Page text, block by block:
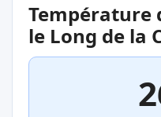
Température
le Long de la